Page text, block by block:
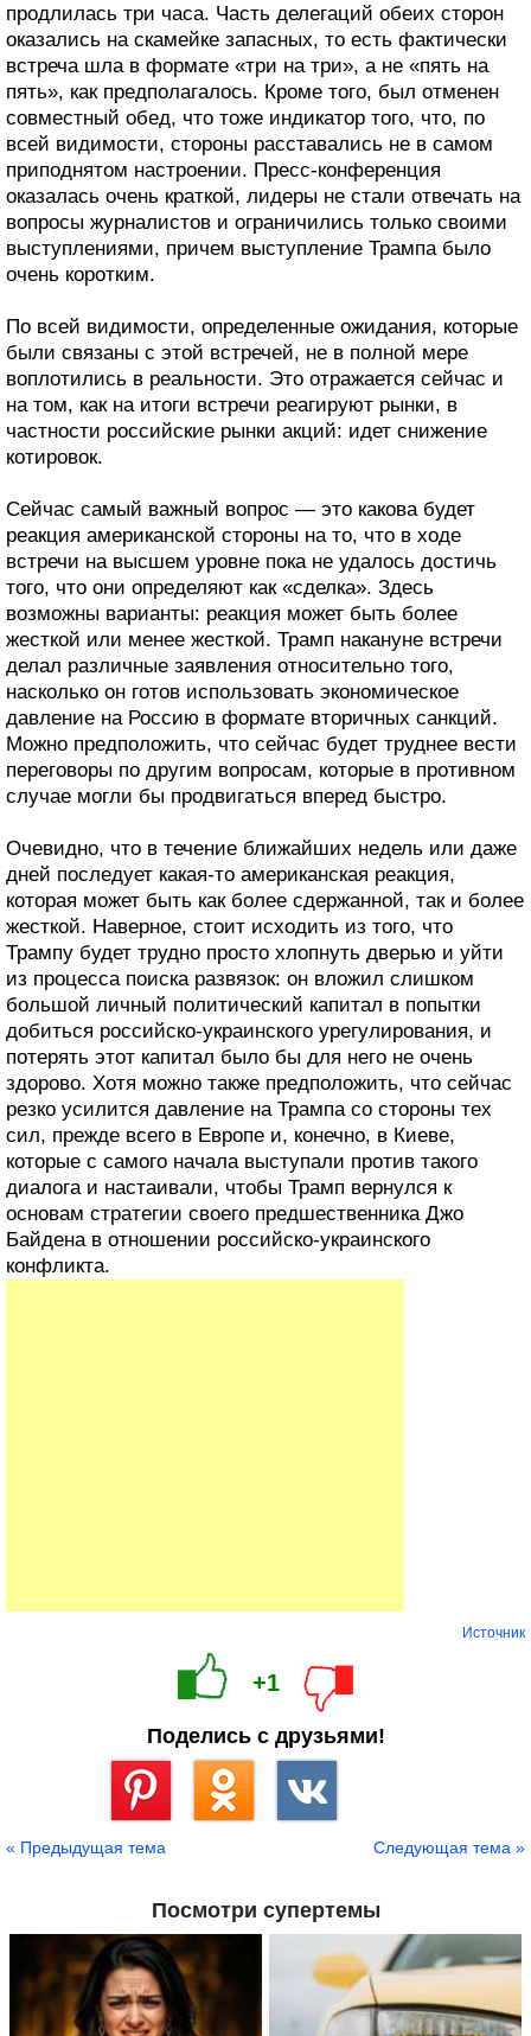
продлилась три часа. Часть делегаций обеих сторон
оказались на скамейке запасных, то есть фактически
встреча шла в формате «три на три», а не «пять на
пять», как предполагалось. Кроме того, был отменен
совместный обед, что тоже индикатор того, что, по
всей видимости, стороны расставались не в самом
приподнятом настроении. Пресс-конференция
оказалась очень краткой, лидеры не стали отвечать на
вопросы журналистов и ограничились только своими
выступлениями, причем выступление Трампа было
очень коротким.
По всей видимости, определенные ожидания, которые
были связаны с этой встречей, не в полной мере
воплотились в реальности. Это отражается сейчас и
на том, как на итоги встречи реагируют рынки, в
частности российские рынки акций: идет снижение
котировок.
Сейчас самый важный вопрос — это какова будет
реакция американской стороны на то, что в ходе
встречи на высшем уровне пока не удалось достичь
того, что они определяют как «сделка». Здесь
возможны варианты: реакция может быть более
жесткой или менее жесткой. Трамп накануне встречи
делал различные заявления относительно того,
насколько он готов использовать экономическое
давление на Россию в формате вторичных санкций.
Можно предположить, что сейчас будет труднее вести
переговоры по другим вопросам, которые в противном
случае могли бы продвигаться вперед быстро.
Очевидно, что в течение ближайших недель или даже
дней последует какая-то американская реакция,
которая может быть как более сдержанной, так и более
жесткой. Наверное, стоит исходить из того, что
Трампу будет трудно просто хлопнуть дверью и уйти
из процесса поиска развязок: он вложил слишком
большой личный политический капитал в попытки
добиться российско-украинского урегулирования, и
потерять этот капитал было бы для него не очень
здорово. Хотя можно также предположить, что сейчас
резко усилится давление на Трампа со стороны тех
сил, прежде всего в Европе и, конечно, в Киеве,
которые с самого начала выступали против такого
диалога и настаивали, чтобы Трамп вернулся к
основам стратегии своего предшественника Джо
Байдена в отношении российско-украинского
конфликта.
Источник
+1
Поделись с друзьями!
« Предыдущая тема Следующая тема »
Посмотри супертемы